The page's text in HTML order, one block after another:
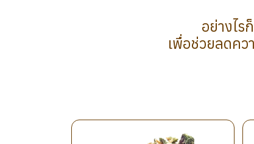
อย่างไร
เพื่อช่วยลดค